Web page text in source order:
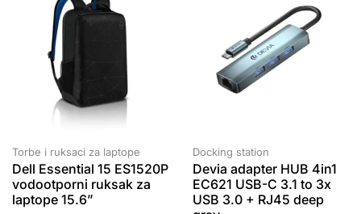
Torbe i ruksaci za laptope
Dell Essential 15 ES1520P
vodootporni ruksak za
laptope 15.6”
Docking station
Devia adapter HUB 4in1
EC621 USB-C 3.1 to 3x
USB 3.0 + RJ45 deep